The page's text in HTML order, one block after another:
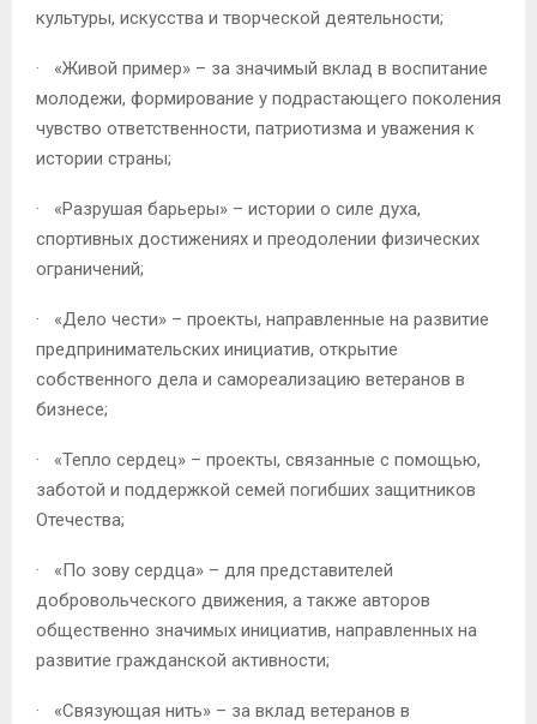
культуры, искусства и творческой деятельности;
· «Живой пример» – за значимый вклад в воспитание
молодежи, формирование у подрастающего поколения
чувство ответственности, патриотизма и уважения к
истории страны;
· «Разрушая барьеры» – истории о силе духа,
спортивных достижениях и преодолении физических
ограничений;
· «Дело чести» – проекты, направленные на развитие
предпринимательских инициатив, открытие
собственного дела и самореализацию ветеранов в
бизнесе;
· «Тепло сердец» – проекты, связанные с помощью,
заботой и поддержкой семей погибших защитников
Отечества;
· «По зову сердца» – для представителей
добровольческого движения, а также авторов
общественно значимых инициатив, направленных на
развитие гражданской активности;
· «Связующая нить» – за вклад ветеранов в